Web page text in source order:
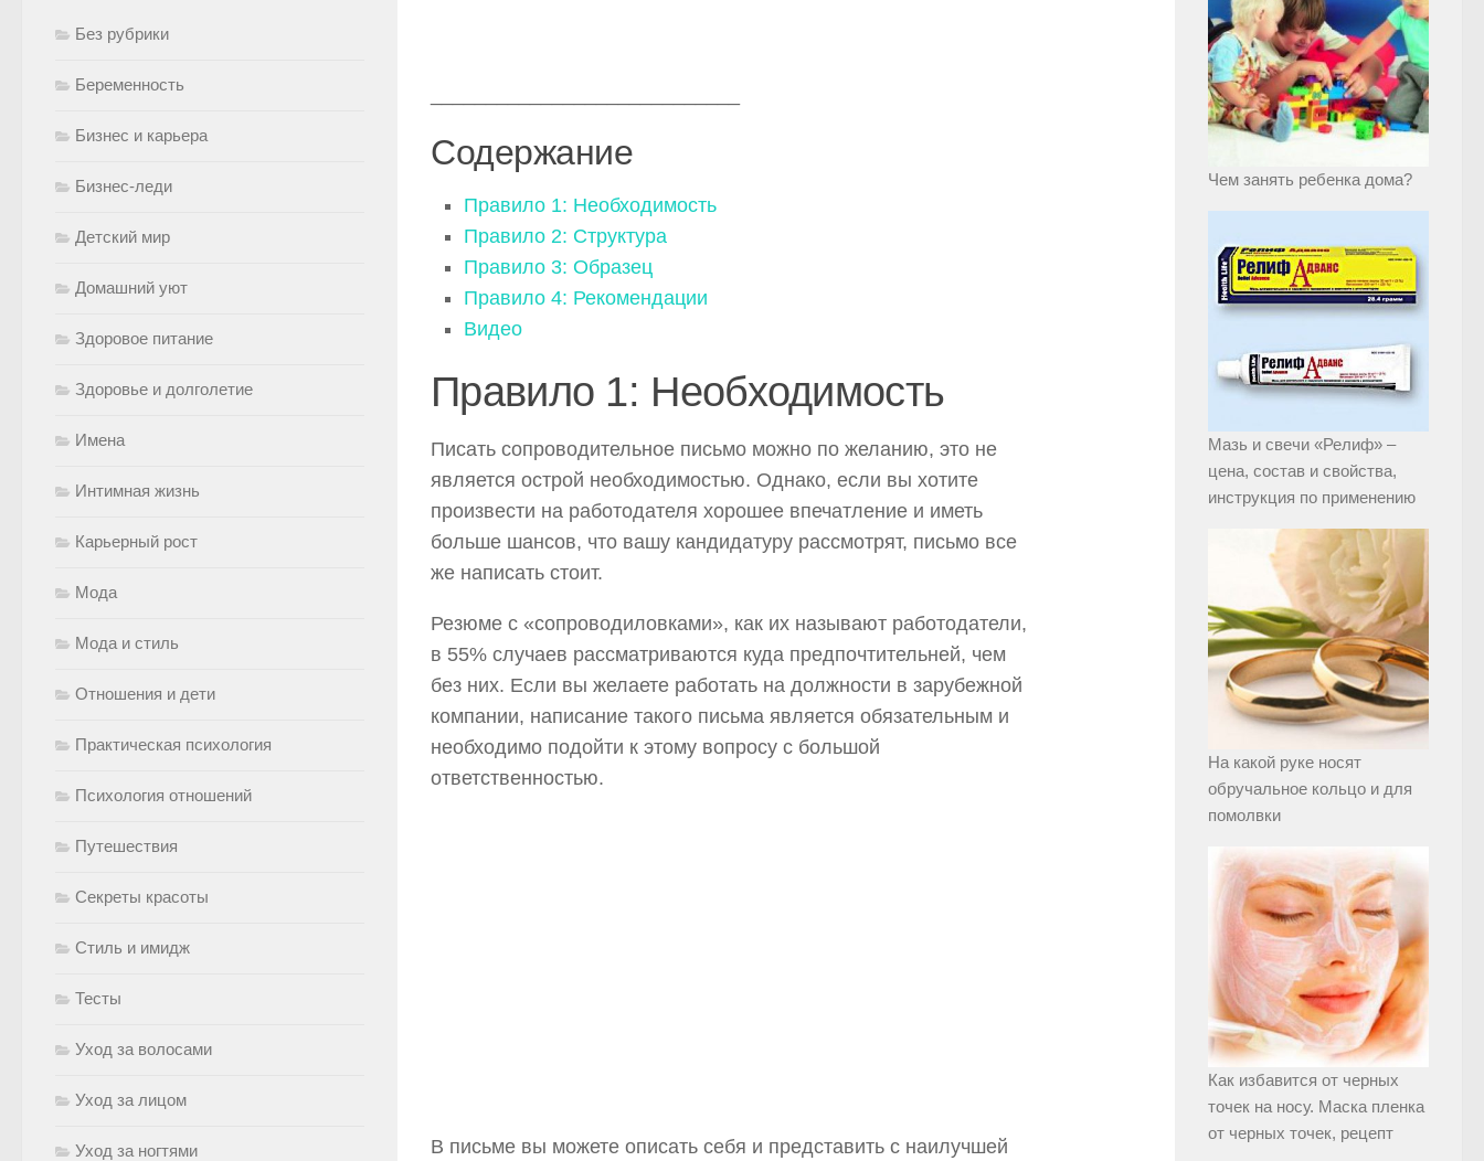
Содержание
Правило 1: Необходимость
Правило 2: Структура
Правило 3: Образец
Правило 4: Рекомендации
Видео
Правило 1: Необходимость
Писать сопроводительное письмо можно по желанию, это не
является острой необходимостью. Однако, если вы хотите
произвести на работодателя хорошее впечатление и иметь
больше шансов, что вашу кандидатуру рассмотрят, письмо все
же написать стоит.
Резюме с «сопроводиловками», как их называют работодатели,
в 55% случаев рассматриваются куда предпочтительней, чем
без них. Если вы желаете работать на должности в зарубежной
компании, написание такого письма является обязательным и
необходимо подойти к этому вопросу с большой
ответственностью.
В письме вы можете описать себя и представить с наилучшей
Без рубрики
Беременность
Бизнес и карьера
Бизнес-леди
Детский мир
Домашний уют
Здоровое питание
Здоровье и долголетие
Имена
Интимная жизнь
Карьерный рост
Мода
Мода и стиль
Отношения и дети
Практическая психология
Психология отношений
Путешествия
Секреты красоты
Стиль и имидж
Тесты
Уход за волосами
Уход за лицом
Уход за ногтями
Чем занять ребенка дома?
Мазь и свечи «Релиф» –
цена, состав и свойства,
инструкция по применению
На какой руке носят
обручальное кольцо и для
помолвки
Как избавится от черных
точек на носу. Маска пленка
от черных точек, рецепт